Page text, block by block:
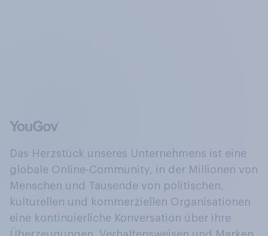
Das Herzstück unseres Unternehmens ist eine
globale Online-Community, in der Millionen von
Menschen und Tausende von politischen,
kulturellen und kommerziellen Organisationen
eine kontinuierliche Konversation über ihre